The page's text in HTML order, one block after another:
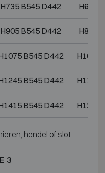
H735 B545 D442 H685
H905 B545 D442 H855
B545 D442 H1025
B545 D442 H1195
B545 D442 H1365
hendel of slot.
3